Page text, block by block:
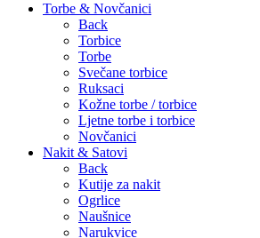
Torbe & Novčanici
Back
Torbice
Torbe
Svečane torbice
Ruksaci
Kožne torbe / torbice
Ljetne torbe i torbice
Novčanici
Nakit & Satovi
Back
Kutije za nakit
Ogrlice
Naušnice
Narukvice